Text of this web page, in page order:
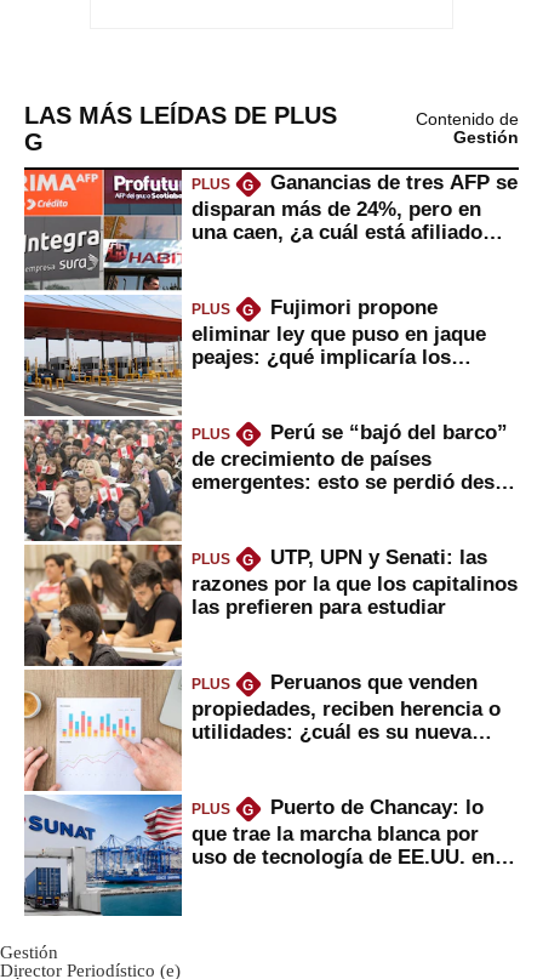
LAS MÁS LEÍDAS DE PLUS
G
Contenido de
Gestión
PLUS G
Ganancias de tres AFP se
disparan más de 24%, pero en
una caen, ¿a cuál está afiliado
PLUS G
Fujimori propone
eliminar ley que puso en jaque
peajes: ¿qué implicaría los
PLUS G
Perú se “bajó del barco”
de crecimiento de países
emergentes: esto se perdió desde
PLUS G
UTP, UPN y Senati: las
razones por la que los capitalinos
las prefieren para estudiar
PLUS G
Peruanos que venden
propiedades, reciben herencia o
utilidades: ¿cuál es su nueva
PLUS G
Puerto de Chancay: lo
que trae la marcha blanca por
uso de tecnología de EE.UU. en
Gestión
Director Periodístico (e)